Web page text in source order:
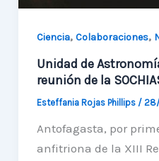
Ciencia, Colaboraciones,
Unidad de
reunión de la
Esteffania Rojas Phillips /
Antofagasta, por
anfitriona de la XIII